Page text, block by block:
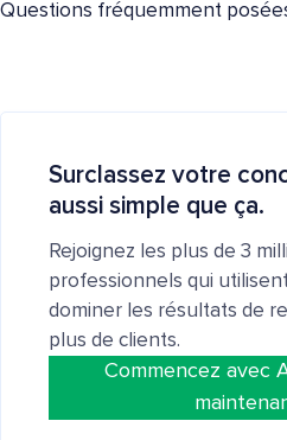
Questions fréquemment
Surclassez votre
aussi simple que ça.
Rejoignez les plus de 3
professionnels qui
dominer les résultats de
plus de clients.
Commencez avec